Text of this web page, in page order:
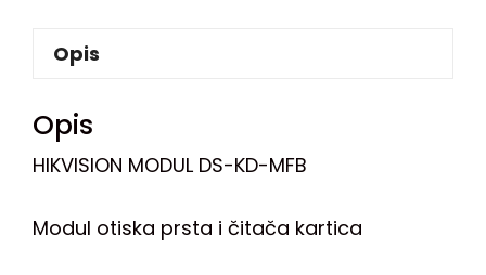
Opis
Opis
HIKVISION MODUL DS-KD-MFB
Modul otiska prsta i čitača kartica